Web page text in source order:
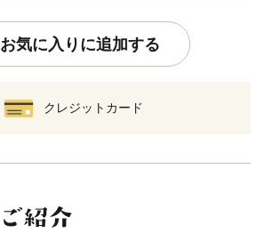
お気に入りに追加する
クレジットカード